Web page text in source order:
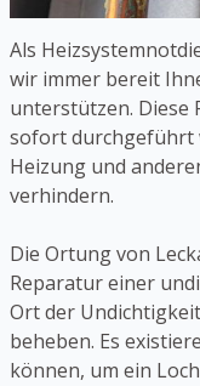
Als
wir immer bereit
unterstützen. Diese
sofort durchgeführt
Heizung und
verhindern.
Die Ortung von
Reparatur einer
Ort der
beheben. Es
können, um ein